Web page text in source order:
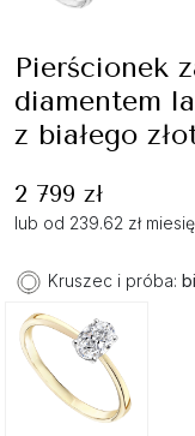
Pierścionek
diamentem
z białego
2 799 zł
lub od 239.62 zł
Kruszec i próba: